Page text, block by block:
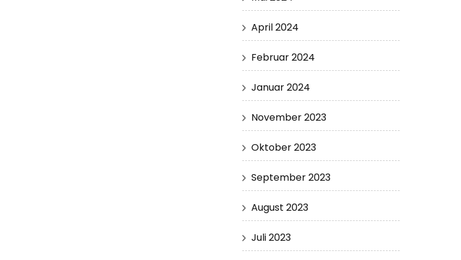
April 2024
Februar 2024
Januar 2024
November 2023
Oktober 2023
September 2023
August 2023
Juli 2023